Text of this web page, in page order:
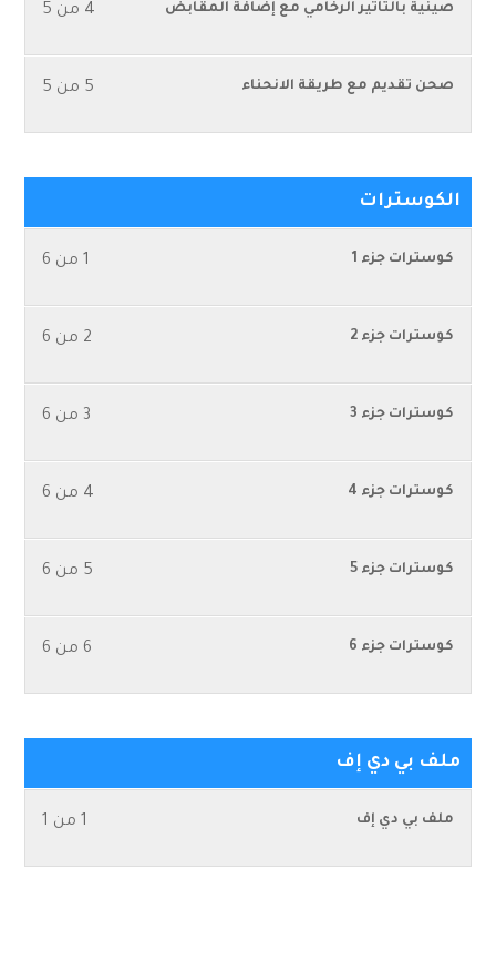
4 من 5 صينية بالتأثير الرخامي مع إضافة المقابض
5 من 5 صحن تقديم مع طريقة الانحناء
الكوسترات
1 من 6 كوسترات جزء 1
2 من 6 كوسترات جزء 2
3 من 6 كوسترات جزء 3
4 من 6 كوسترات جزء 4
5 من 6 كوسترات جزء 5
6 من 6 كوسترات جزء 6
ملف بي دي إف
1 من 1 ملف بي دي إف